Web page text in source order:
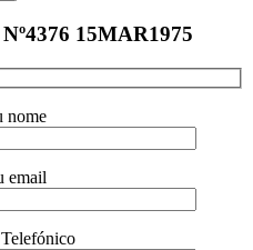
15MAR1975
nome
email